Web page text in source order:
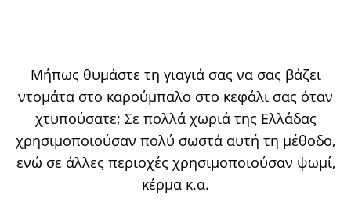
Μήπως θυμάστε τη γιαγιά σας να σας βάζει
ντομάτα στο καρούμπαλο στο κεφάλι σας όταν
χτυπούσατε; Σε πολλά χωριά της Ελλάδας
χρησιμοποιούσαν πολύ σωστά αυτή τη μέθοδο,
ενώ σε άλλες περιοχές χρησιμοποιούσαν ψωμί,
κέρμα κ.α.